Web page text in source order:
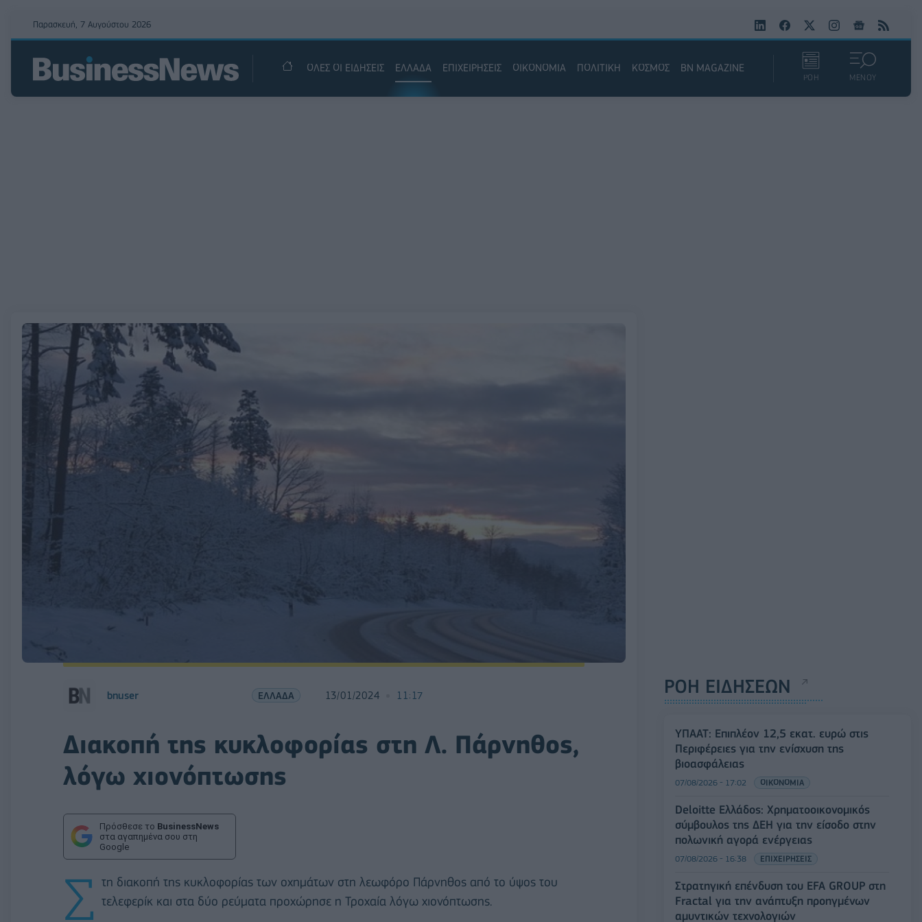
Παρασκευή, 7 Αυγούστου 2026
ΟΛΕΣ ΟΙ ΕΙΔΗΣΕΙΣ ΕΛΛΑΔΑ ΕΠΙΧΕΙΡΗΣΕΙΣ ΟΙΚΟΝΟΜΙΑ ΠΟΛΙΤΙΚΗ ΚΟΣΜΟΣ BN MAGAZINE
ΡΟΗ ΜΕΝΟΥ
bnuser ΕΛΛΑΔΑ 13/01/2024 11:17
Διακοπή της κυκλοφορίας στη Λ. Πάρνηθος,
λόγω χιονόπτωσης
Πρόσθεσε το BusinessNews
στα αγαπημένα σου στη
Google
Σ τη διακοπή της κυκλοφορίας των οχημάτων στη λεωφόρο Πάρνηθος από το ύψος του
τελεφερίκ και στα δύο ρεύματα προχώρησε η Τροχαία λόγω χιονόπτωσης.
ΡΟΗ ΕΙΔΗΣΕΩΝ
ΥΠΑΑΤ: Επιπλέον 12,5 εκατ. ευρώ στις
Περιφέρειες για την ενίσχυση της
βιοασφάλειας
07/08/2026 - 17:02 ΟΙΚΟΝΟΜΙΑ
Deloitte Ελλάδος: Χρηματοοικονομικός
σύμβουλος της ΔΕΗ για την είσοδο στην
πολωνική αγορά ενέργειας
07/08/2026 - 16:38 ΕΠΙΧΕΙΡΗΣΕΙΣ
Στρατηγική επένδυση του EFA GROUP στη
Fractal για την ανάπτυξη προηγμένων
αμυντικών τεχνολογιών